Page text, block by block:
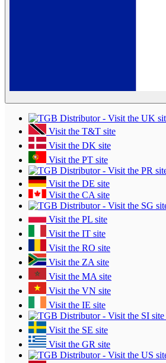
Visit the T&T site
Visit the DK site
Visit the PT site
Visit the DE site
Visit the CA site
Visit the PL site
Visit the IT site
Visit the RO site
Visit the ZA site
Visit the MA site
Visit the VN site
Visit the IE site
Visit the SE site
Visit the GR site